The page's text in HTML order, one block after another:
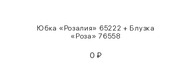
Юбка «Розалия» 65222 + Блузка
«Роза» 76558
0₽
Как правильно себя обмерить